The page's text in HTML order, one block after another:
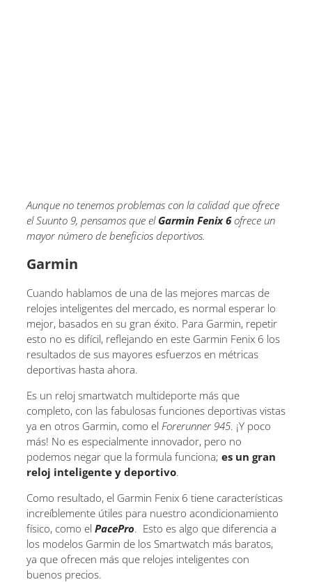
Aunque no tenemos problemas con la calidad que ofrece
el Suunto 9, pensamos que el Garmin Fenix 6ofrece un
mayor número de beneficios deportivos.
Garmin
Cuando hablamos de una de las mejores marcas de
relojes inteligentes del mercado, es normal esperar lo
mejor, basados en su gran éxito. Para Garmin, repetir
esto no es difícil, reflejando en este Garmin Fenix 6 los
resultados de sus mayores esfuerzos en métricas
deportivas hasta ahora.
Es un reloj smartwatch multideporte más que
completo, con las fabulosas funciones deportivas vistas
ya en otros Garmin, como el Forerunner 945. ¡Y poco
más! No es especialmente innovador, pero no
podemos negar que la formula funciona; es un gran
reloj inteligente y deportivo.
Como resultado, el Garmin Fenix 6 tiene características
increíblemente útiles para nuestro acondicionamiento
físico, como el PacePro. Esto es algo que diferencia a
los modelos Garmin de los Smartwatch más baratos,
ya que ofrecen más que relojes inteligentes con
buenos precios.